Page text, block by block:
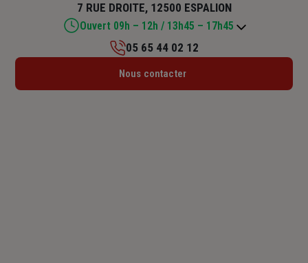
7 RUE DROITE, 12500 ESPALION
Ouvert 09h – 12h / 13h45 – 17h45
Lundi : Fermé
05 65 44 02 12
Nous contacter